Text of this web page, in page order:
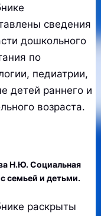
сведения
дошкольного
по
педиатрии,
детей раннего и
возраста.
Н.Ю. Социальная
семьей и детьми.
раскрыты